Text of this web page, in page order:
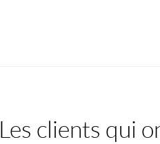
Les clients qui